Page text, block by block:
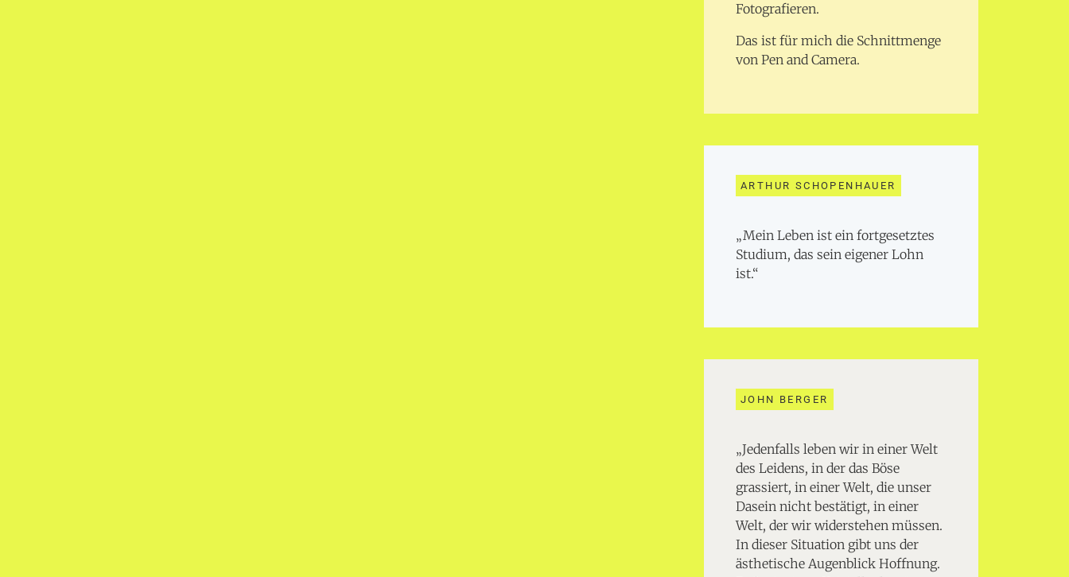
Fotografieren.
Das ist für mich die Schnittmenge
von Pen and Camera.
ARTHUR SCHOPENHAUER
„Mein Leben ist ein fortgesetztes
Studium, das sein eigener Lohn
ist.“
JOHN BERGER
„Jedenfalls leben wir in einer Welt
des Leidens, in der das Böse
grassiert, in einer Welt, die unser
Dasein nicht bestätigt, in einer
Welt, der wir widerstehen müssen.
In dieser Situation gibt uns der
ästhetische Augenblick Hoffnung.